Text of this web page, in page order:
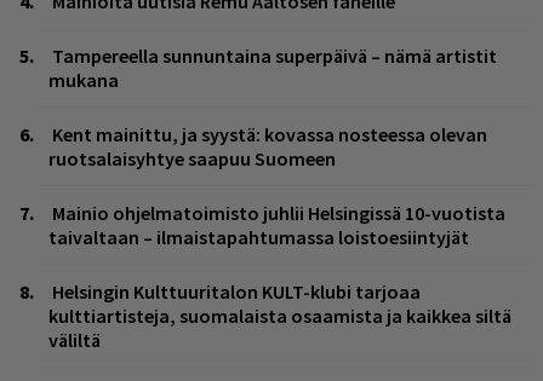
Tampereella sunnuntaina superpäivä – nämä artistit
mukana
Kent mainittu, ja syystä: kovassa nosteessa olevan
ruotsalaisyhtye saapuu Suomeen
Mainio ohjelmatoimisto juhlii Helsingissä 10-vuotista
taivaltaan – ilmaistapahtumassa loistoesiintyjät
Helsingin Kulttuuritalon KULT-klubi tarjoaa
kulttiartisteja, suomalaista osaamista ja kaikkea siltä
väliltä